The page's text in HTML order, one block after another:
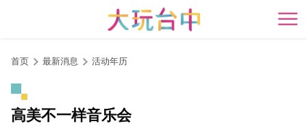
开
首页 最新消息 活动年历
高美不一样音乐会